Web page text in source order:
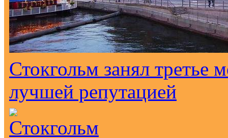
Стокгольм занял третье
лучшей репутацией